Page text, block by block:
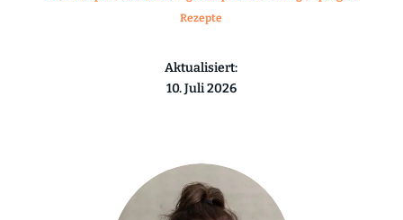
Rezepte
Aktualisiert:
10. Juli 2026